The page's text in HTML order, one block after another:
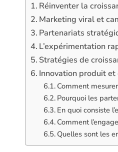
Réinventer la
Marketing viral et
Partenariats
L’expérimentation
Stratégies de
Innovation produit
Comment
Pourquoi les
En quoi consiste
Comment
Quelles sont les